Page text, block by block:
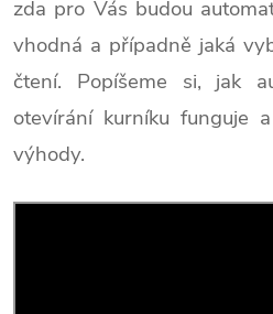
zda pro Vás budou
vhodná a případně jaká
čtení. Popíšeme si, jak
otevírání kurníku funguje
výhody.